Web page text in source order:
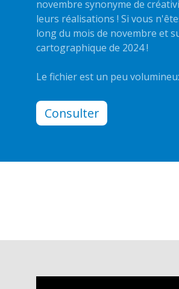
novembre synonyme de
leurs réalisations ! Si vous
long du mois de novembre et
cartographique de 2024 !
Le fichier est un peu
Consulter